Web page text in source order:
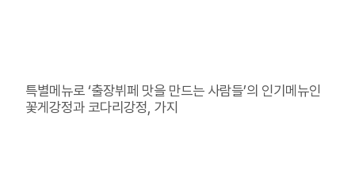
특별메뉴로 ‘출장뷔페 맛을 만드는 사람들’의 인기메뉴인
꽃게강정과 코다리강정, 가지